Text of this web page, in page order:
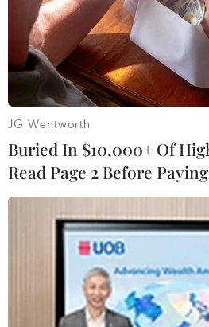
JG Wentworth
Buried In $10,000+ Of
Read Page 2 Before Paying